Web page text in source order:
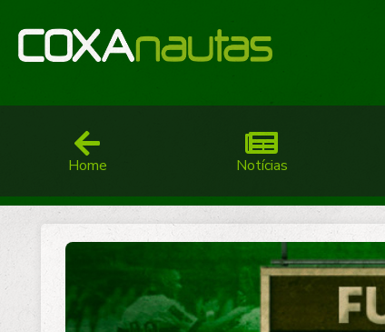
Home Notícias